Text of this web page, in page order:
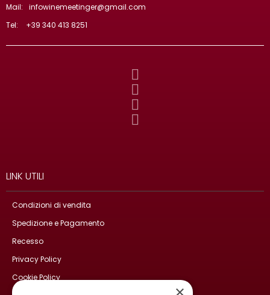
Mail:
infowinemeetinger@gmail.com
Tel:
+39 340 413 8251
LINK UTILI
Condizioni di vendita
Spedizione e Pagamento
Recesso
Privacy Policy
Cookie Policy